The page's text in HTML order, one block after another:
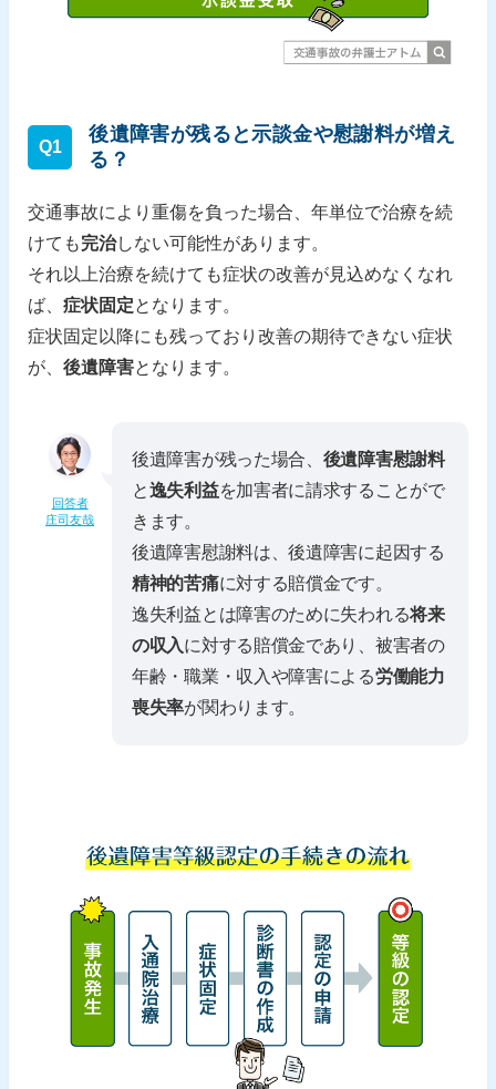
Q1
後遺障害が残ると示談金や慰謝料が増え
る？
交通事故により重傷を負った場合、年単位で治療を続
けても完治しない可能性があります。
それ以上治療を続けても症状の改善が見込めなくなれ
ば、症状固定となります。
症状固定以降にも残っており改善の期待できない症状
が、後遺障害となります。
回答者
庄司友哉
後遺障害が残った場合、 後遺障害慰謝料
と逸失利益を加害者に請求することがで
きます。
後遺障害慰謝料は、後遺障害に起因する
精神的苦痛に対する賠償金です。
逸失利益とは障害のために失われる将来
の収入に対する賠償金であり、被害者の
年齢・職業・収入や障害による労働能力
喪失率が関わります。